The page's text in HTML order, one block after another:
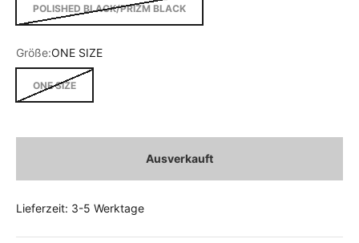
POLISHED BLACK/PRIZM BLACK
Größe:ONE SIZE
ONE SIZE
Ausverkauft
Lieferzeit: 3-5 Werktage